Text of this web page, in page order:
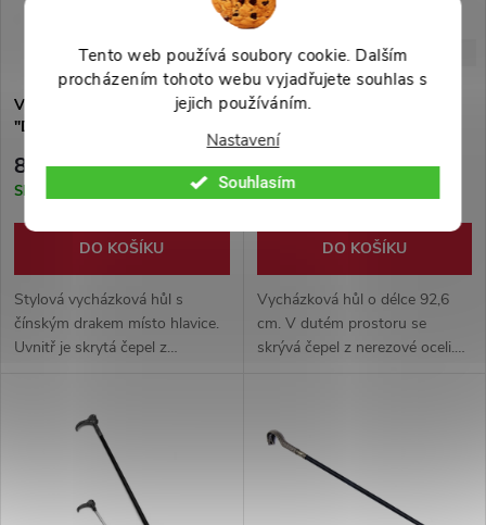
Tento web používá soubory cookie. Dalším
procházením tohoto webu vyjadřujete souhlas s
jejich používáním.
Nastavení
Souhlasím
1 499 Kč
-40%
Vycházková hůl s čepelí
"DRAGON"
899 Kč
Skladem
DO KOŠÍKU
Stylová vycházková hůl s
čínským drakem místo hlavice.
Uvnitř je skrytá čepel z
-43%
Vycházková hůl s čepelí
849 Kč
Skladem
DO KOŠÍKU
Vycházková hůl o délce 92,6
cm. V dutém prostoru se
skrývá čepel z nerezové oceli.